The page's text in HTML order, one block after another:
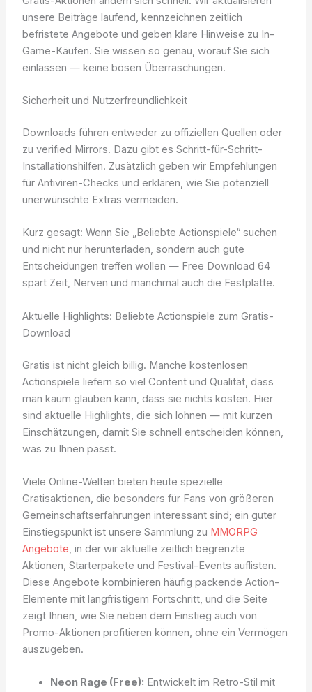
unsere Beiträge laufend, kennzeichnen zeitlich
befristete Angebote und geben klare Hinweise zu In-
Game-Käufen. Sie wissen so genau, worauf Sie sich
einlassen — keine bösen Überraschungen.
Sicherheit und Nutzerfreundlichkeit
Downloads führen entweder zu offiziellen Quellen oder
zu verified Mirrors. Dazu gibt es Schritt-für-Schritt-
Installationshilfen. Zusätzlich geben wir Empfehlungen
für Antiviren-Checks und erklären, wie Sie potenziell
unerwünschte Extras vermeiden.
Kurz gesagt: Wenn Sie „Beliebte Actionspiele“ suchen
und nicht nur herunterladen, sondern auch gute
Entscheidungen treffen wollen — Free Download 64
spart Zeit, Nerven und manchmal auch die Festplatte.
Aktuelle Highlights: Beliebte Actionspiele zum Gratis-
Download
Gratis ist nicht gleich billig. Manche kostenlosen
Actionspiele liefern so viel Content und Qualität, dass
man kaum glauben kann, dass sie nichts kosten. Hier
sind aktuelle Highlights, die sich lohnen — mit kurzen
Einschätzungen, damit Sie schnell entscheiden können,
was zu Ihnen passt.
Viele Online-Welten bieten heute spezielle
Gratisaktionen, die besonders für Fans von größeren
Gemeinschaftserfahrungen interessant sind; ein guter
Einstiegspunkt ist unsere Sammlung zu MMORPG
Angebote, in der wir aktuelle zeitlich begrenzte
Aktionen, Starterpakete und Festival-Events auflisten.
Diese Angebote kombinieren häufig packende Action-
Elemente mit langfristigem Fortschritt, und die Seite
zeigt Ihnen, wie Sie neben dem Einstieg auch von
Promo-Aktionen profitieren können, ohne ein Vermögen
auszugeben.
Neon Rage (Free): Entwickelt im Retro-Stil mit